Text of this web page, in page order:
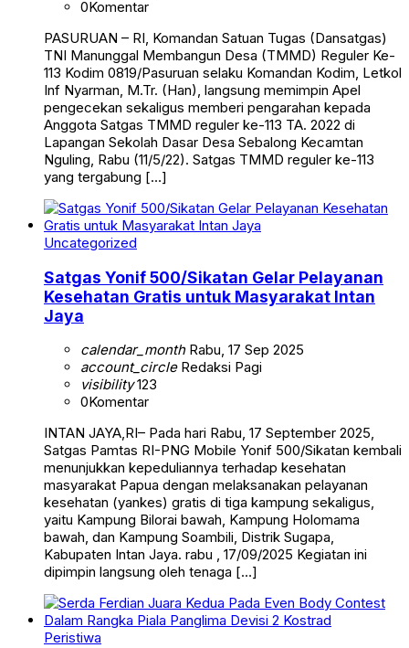
0Komentar
PASURUAN – RI, Komandan Satuan Tugas (Dansatgas)
TNI Manunggal Membangun Desa (TMMD) Reguler Ke-
113 Kodim 0819/Pasuruan selaku Komandan Kodim, Letkol
Inf Nyarman, M.Tr. (Han), langsung memimpin Apel
pengecekan sekaligus memberi pengarahan kepada
Anggota Satgas TMMD reguler ke-113 TA. 2022 di
Lapangan Sekolah Dasar Desa Sebalong Kecamtan
Nguling, Rabu (11/5/22). Satgas TMMD reguler ke-113
yang tergabung […]
Uncategorized
Satgas Yonif 500/Sikatan Gelar Pelayanan
Kesehatan Gratis untuk Masyarakat Intan
Jaya
calendar_monthRabu, 17 Sep 2025
account_circleRedaksi Pagi
visibility123
0Komentar
INTAN JAYA,RI– Pada hari Rabu, 17 September 2025,
Satgas Pamtas RI-PNG Mobile Yonif 500/Sikatan kembali
menunjukkan kepeduliannya terhadap kesehatan
masyarakat Papua dengan melaksanakan pelayanan
kesehatan (yankes) gratis di tiga kampung sekaligus,
yaitu Kampung Bilorai bawah, Kampung Holomama
bawah, dan Kampung Soambili, Distrik Sugapa,
Kabupaten Intan Jaya. rabu , 17/09/2025 Kegiatan ini
dipimpin langsung oleh tenaga […]
Peristiwa